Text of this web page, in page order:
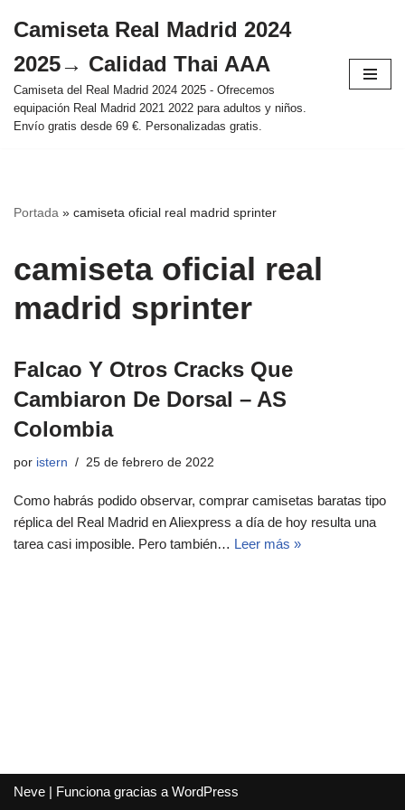
al
contenido
Camiseta Real Madrid 2024
2025→ Calidad Thai AAA
Camiseta del Real Madrid 2024 2025 - Ofrecemos
equipación Real Madrid 2021 2022 para adultos y niños.
Envío gratis desde 69 €. Personalizadas gratis.
Portada » camiseta oficial real madrid sprinter
camiseta oficial real
madrid sprinter
Falcao Y Otros Cracks Que
Cambiaron De Dorsal – AS
Colombia
por istern 25 de febrero de 2022
Como habrás podido observar, comprar camisetas baratas tipo
réplica del Real Madrid en Aliexpress a día de hoy resulta una
tarea casi imposible. Pero también… Leer más »
Neve | Funciona gracias a WordPress